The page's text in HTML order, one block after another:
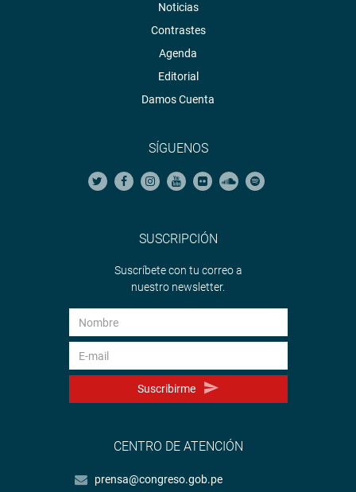
Noticias
Contrastes
Agenda
Editorial
Damos Cuenta
SÍGUENOS
SUSCRIPCIÓN
Suscríbete con tu correo a
nuestro newsletter.
Suscribirme
CENTRO DE ATENCIÓN
prensa@congreso.gob.pe